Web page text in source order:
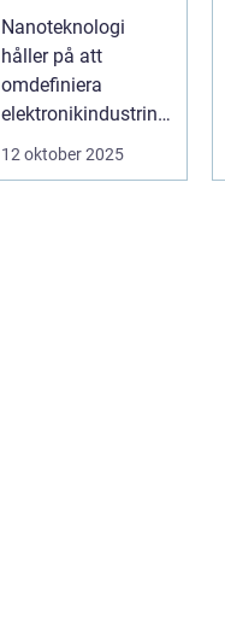
tillverkningen av
elektronik
Nanoteknologi
håller på att
omdefiniera
elektronikindustrin
på fundamental
12 oktober 2025